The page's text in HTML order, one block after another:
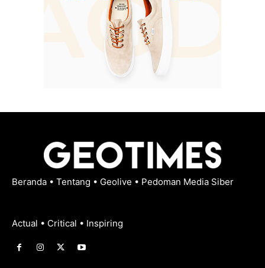
Beranda • Tentang • Geolive • Pedoman Media Siber
Actual • Critical • Inspiring